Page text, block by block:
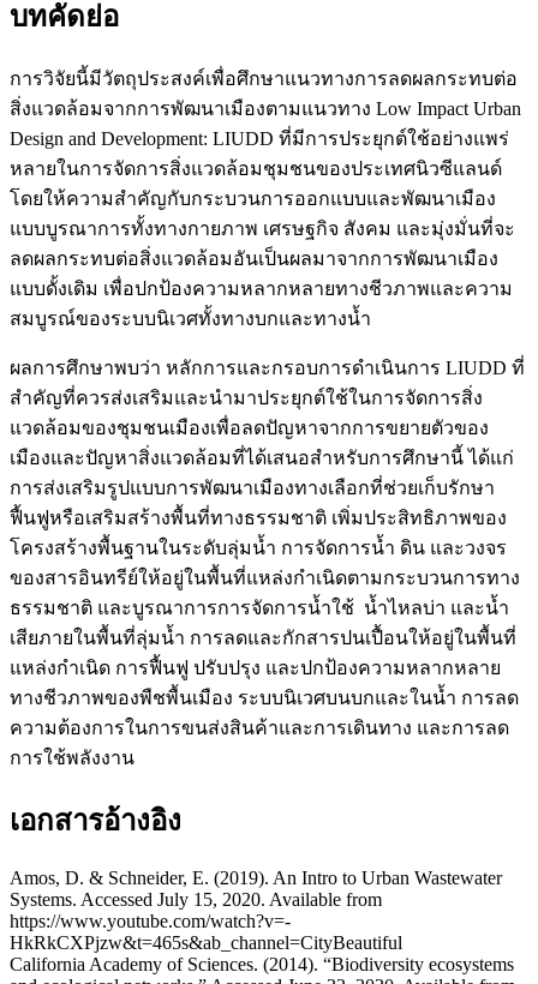
บทคัดย่อ
การวิจัยนี้มีวัตถุประสงค์เพื่อศึกษาแนวทางการลดผลกระทบต่อ
สิ่งแวดล้อมจากการพัฒนาเมืองตามแนวทาง Low Impact Urban
Design and Development: LIUDD ที่มีการประยุกต์ใช้อย่างแพร่
หลายในการจัดการสิ่งแวดล้อมชุมชนของประเทศนิวซีแลนด์
โดยให้ความสำคัญกับกระบวนการออกแบบและพัฒนาเมือง
แบบบูรณาการทั้งทางกายภาพ เศรษฐกิจ สังคม และมุ่งมั่นที่จะ
ลดผลกระทบต่อสิ่งแวดล้อมอันเป็นผลมาจากการพัฒนาเมือง
แบบดั้งเดิม เพื่อปกป้องความหลากหลายทางชีวภาพและความ
สมบูรณ์ของระบบนิเวศทั้งทางบกและทางน้ำ
ผลการศึกษาพบว่า หลักการและกรอบการดำเนินการ LIUDD ที่
สำคัญที่ควรส่งเสริมและนำมาประยุกต์ใช้ในการจัดการสิ่ง
แวดล้อมของชุมชนเมืองเพื่อลดปัญหาจากการขยายตัวของ
เมืองและปัญหาสิ่งแวดล้อมที่ได้เสนอสำหรับการศึกษานี้ ได้แก่
การส่งเสริมรูปแบบการพัฒนาเมืองทางเลือกที่ช่วยเก็บรักษา
ฟื้นฟูหรือเสริมสร้างพื้นที่ทางธรรมชาติ เพิ่มประสิทธิภาพของ
โครงสร้างพื้นฐานในระดับลุ่มน้ำ การจัดการน้ำ ดิน และวงจร
ของสารอินทรีย์ให้อยู่ในพื้นที่แหล่งกำเนิดตามกระบวนการทาง
ธรรมชาติ และบูรณาการการจัดการน้ำใช้ น้ำไหลบ่า และน้ำ
เสียภายในพื้นที่ลุ่มน้ำ การลดและกักสารปนเปื้อนให้อยู่ในพื้นที่
แหล่งกำเนิด การฟื้นฟู ปรับปรุง และปกป้องความหลากหลาย
ทางชีวภาพของพืชพื้นเมือง ระบบนิเวศบนบกและในน้ำ การลด
ความต้องการในการขนส่งสินค้าและการเดินทาง และการลด
การใช้พลังงาน
เอกสารอ้างอิง
Amos, D. & Schneider, E. (2019). An Intro to Urban Wastewater
Systems. Accessed July 15, 2020. Available from
https://www.youtube.com/watch?v=-
HkRkCXPjzw&t=465s&ab_channel=CityBeautiful
California Academy of Sciences. (2014). “Biodiversity ecosystems